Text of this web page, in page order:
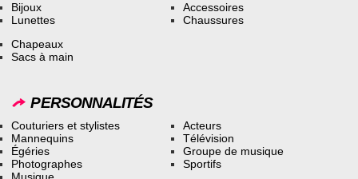
Bijoux
Lunettes
Accessoires
Chaussures
Chapeaux
Sacs à main
PERSONNALITÉS
Couturiers et stylistes
Mannequins
Égéries
Photographes
Acteurs
Télévision
Groupe de musique
Sportifs